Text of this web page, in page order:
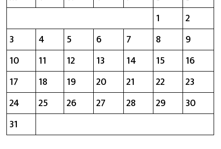
1
2
3
4 5 6 7 8
9
10
11 12 13 14 15
16
17
18 19 20 21 22
23
24
25 26 27 28 29
30
31